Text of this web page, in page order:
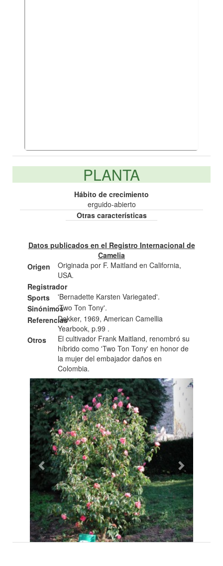
PLANTA
Hábito de crecimiento
erguido-abierto
Otras características
Datos publicados en el Registro Internacional de
Camelia
Origen
Originada por F. Maitland en California,
USA.
Registrador
Sports
'Bernadette Karsten Variegated'.
Sinónimos'Two Ton Tony'.
ReferenciasDekker, 1969, American Camellia
Yearbook, p.99 .
Otros
El cultivador Frank Maitland, renombró su
híbrido como 'Two Ton Tony' en honor de
la mujer del embajador daños en
Colombia.